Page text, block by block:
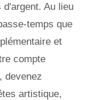
Au lieu
temps que
et
compte
devenez
artistique,